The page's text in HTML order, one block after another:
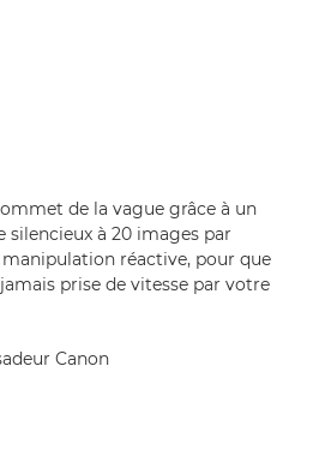
de la vague grâce à un
à 20 images par
manipulation réactive, pour que
prise de vitesse par votre
Canon